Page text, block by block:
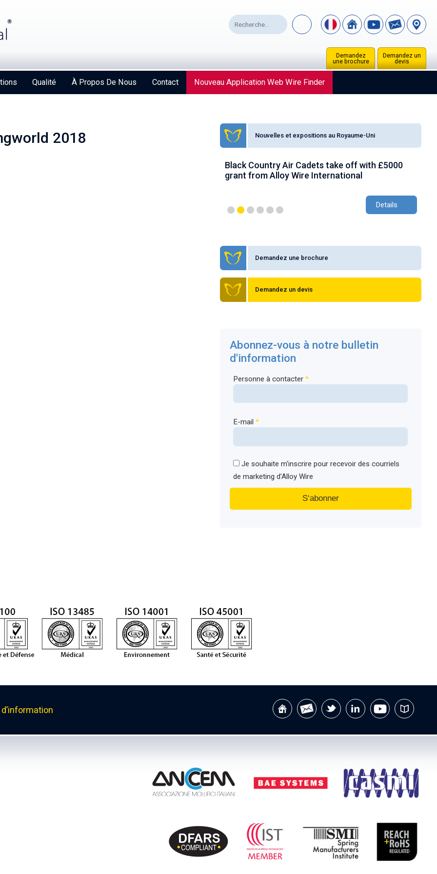
Demandez un
devis
Demandez
une brochure
Qualité À Propos De Nous Contact Nouveau Application Web Wire Finder
2018 Nouvelles et expositions au Royaume-Uni
Black Country Air Cadets take off with £5000
grant from Alloy Wire International
Details
Demandez une brochure
Demandez un devis
Abonnez-vous à notre bulletin
d'information
Personne à contacter*
E-mail*
Je souhaite m'inscrire pour recevoir des courriels
de marketing d'Alloy Wire